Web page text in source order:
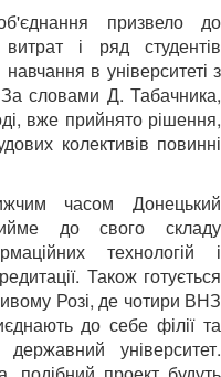
призвело до
і ряд студентів
в університеті з
словами Д. Табачника,
вже прийнято рішення,
колективів повинні
часом Донецький
до свого складу
технологій і
Також готується
Розі, де чотири ВНЗ
до себе філії та
університет.